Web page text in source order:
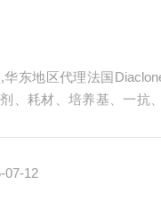
东地区代理法国
、耗材、培养基、一抗
07-12